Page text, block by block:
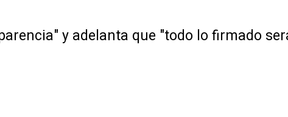
y adelanta que "todo lo firmado